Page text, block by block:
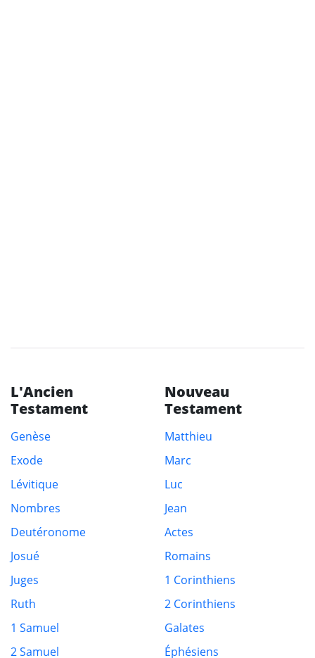
L'Ancien
Testament
Genèse
Exode
Lévitique
Nombres
Deutéronome
Josué
Juges
Ruth
1 Samuel
2 Samuel
Nouveau
Testament
Matthieu
Marc
Luc
Jean
Actes
Romains
1 Corinthiens
2 Corinthiens
Galates
Éphésiens